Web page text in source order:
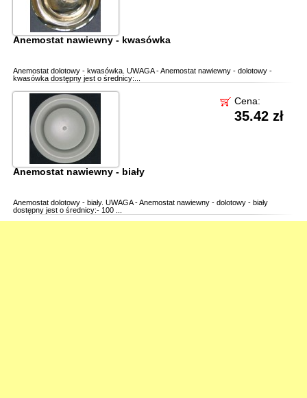
Anemostat nawiewny - kwasówka
Anemostat dolotowy - kwasówka. UWAGA - Anemostat nawiewny - dolotowy -
kwasówka dostępny jest o średnicy:...
Anemostat nawiewny - biały
Anemostat dolotowy - biały. UWAGA - Anemostat nawiewny - dolotowy - biały
dostępny jest o średnicy:- 100 ...
Cena:
35.42 zł